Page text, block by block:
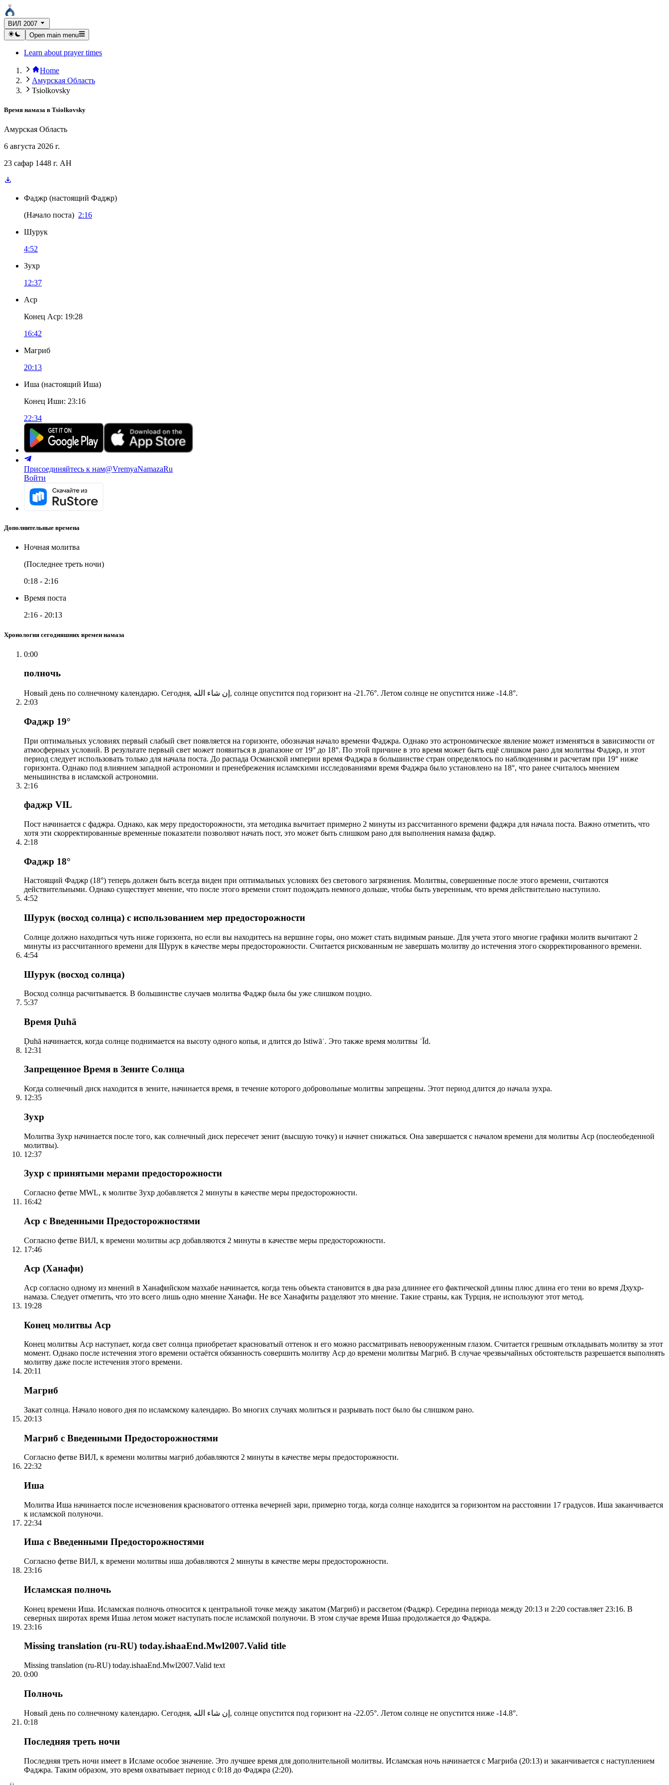
ВИЛ 2007
Open main menu
Learn about prayer times
Home
Амурская Область
Tsiolkovsky
Время намаза в Tsiolkovsky
Амурская Область
6 августа 2026 г.
23 сафар 1448 г. AH
Фаджр (настоящий Фаджр)
(Начало поста) 2:16
Шурук
4:52
Зухр
12:37
Аср
Конец Аср: 19:28
16:42
Магриб
20:13
Иша (настоящий Иша)
Конец Иши: 23:16
22:34
Присоединяйтесь к нам@VremyaNamazaRu
Войти
Дополнительные времена
Ночная молитва
(Последнее треть ночи)
0:18 - 2:16
Время поста
2:16 - 20:13
Хронология сегодняшних времен намаза
0:00
полночь
Новый день по солнечному календарю. Сегодня, إن شاء الله, солнце опустится под горизонт на -21.76°. Летом солнце не опустится ниже -14.8°.
2:03
Фаджр 19°
При оптимальных условиях первый слабый свет появляется на горизонте, обозначая начало времени Фаджра. Однако это астрономическое явление может изменяться в зависимости от
атмосферных условий. В результате первый свет может появиться в диапазоне от 19° до 18°. По этой причине в это время может быть ещё слишком рано для молитвы Фаджр, и этот
период следует использовать только для начала поста. До распада Османской империи время Фаджра в большинстве стран определялось по наблюдениям и расчетам при 19° ниже
горизонта. Однако под влиянием западной астрономии и пренебрежения исламскими исследованиями время Фаджра было установлено на 18°, что ранее считалось мнением
меньшинства в исламской астрономии.
2:16
фаджр VIL
Пост начинается с фаджра. Однако, как меру предосторожности, эта методика вычитает примерно 2 минуты из рассчитанного времени фаджра для начала поста. Важно отметить, что
хотя эти скорректированные временные показатели позволяют начать пост, это может быть слишком рано для выполнения намаза фаджр.
2:18
Фаджр 18°
Настоящий Фаджр (18°) теперь должен быть всегда виден при оптимальных условиях без светового загрязнения. Молитвы, совершенные после этого времени, считаются
действительными. Однако существует мнение, что после этого времени стоит подождать немного дольше, чтобы быть уверенным, что время действительно наступило.
4:52
Шурук (восход солнца) с использованием мер предосторожности
Солнце должно находиться чуть ниже горизонта, но если вы находитесь на вершине горы, оно может стать видимым раньше. Для учета этого многие графики молитв вычитают 2
минуты из рассчитанного времени для Шурук в качестве меры предосторожности. Считается рискованным не завершать молитву до истечения этого скорректированного времени.
4:54
Шурук (восход солнца)
Восход солнца расчитывается. В большинстве случаев молитва Фаджр была бы уже слишком поздно.
5:37
Время Ḍuhā
Ḍuhā начинается, когда солнце поднимается на высоту одного копья, и длится до Istiwāʾ. Это также время молитвы ʿĪd.
12:31
Запрещенное Время в Зените Солнца
Когда солнечный диск находится в зените, начинается время, в течение которого добровольные молитвы запрещены. Этот период длится до начала зухра.
12:35
Зухр
Молитва Зухр начинается после того, как солнечный диск пересечет зенит (высшую точку) и начнет снижаться. Она завершается с началом времени для молитвы Аср (послеобеденной
молитвы).
12:37
Зухр с принятыми мерами предосторожности
Согласно фетве MWL, к молитве Зухр добавляется 2 минуты в качестве меры предосторожности.
16:42
Аср с Введенными Предосторожностями
Согласно фетве ВИЛ, к времени молитвы аср добавляются 2 минуты в качестве меры предосторожности.
17:46
Аср (Ханафи)
Аср согласно одному из мнений в Ханафийском мазхабе начинается, когда тень объекта становится в два раза длиннее его фактической длины плюс длина его тени во время Дхухр-
намаза. Следует отметить, что это всего лишь одно мнение Ханафи. Не все Ханафиты разделяют это мнение. Такие страны, как Турция, не используют этот метод.
19:28
Конец молитвы Аср
Конец молитвы Аср наступает, когда свет солнца приобретает красноватый оттенок и его можно рассматривать невооруженным глазом. Считается грешным откладывать молитву за этот
момент. Однако после истечения этого времени остаётся обязанность совершить молитву Аср до времени молитвы Магриб. В случае чрезвычайных обстоятельств разрешается выполнять
молитву даже после истечения этого времени.
20:11
Магриб
Закат солнца. Начало нового дня по исламскому календарю. Во многих случаях молиться и разрывать пост было бы слишком рано.
20:13
Магриб с Введенными Предосторожностями
Согласно фетве ВИЛ, к времени молитвы магриб добавляются 2 минуты в качестве меры предосторожности.
22:32
Иша
Молитва Иша начинается после исчезновения красноватого оттенка вечерней зари, примерно тогда, когда солнце находится за горизонтом на расстоянии 17 градусов. Иша заканчивается
к исламской полуночи.
22:34
Иша с Введенными Предосторожностями
Согласно фетве ВИЛ, к времени молитвы иша добавляются 2 минуты в качестве меры предосторожности.
23:16
Исламская полночь
Конец времени Иша. Исламская полночь относится к центральной точке между закатом (Магриб) и рассветом (Фаджр). Середина периода между 20:13 и 2:20 составляет 23:16. В
северных широтах время Ишаа летом может наступать после исламской полуночи. В этом случае время Ишаа продолжается до Фаджра.
23:16
Missing translation (ru-RU) today.ishaaEnd.Mwl2007.Valid title
Missing translation (ru-RU) today.ishaaEnd.Mwl2007.Valid text
0:00
Полночь
Новый день по солнечному календарю. Сегодня, إن شاء الله, солнце опустится под горизонт на -22.05°. Летом солнце не опустится ниже -14.8°.
0:18
Последняя треть ночи
Последняя треть ночи имеет в Исламе особое значение. Это лучшее время для дополнительной молитвы. Исламская ночь начинается с Магриба (20:13) и заканчивается с наступлением
Фаджра. Таким образом, это время охватывает период с 0:18 до Фаджра (2:20).